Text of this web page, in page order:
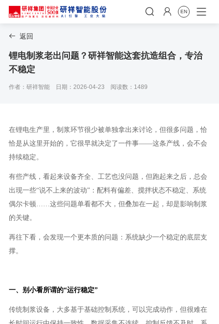
  EN
 返回
锂电制浆老出问题？研祥智能这套抗造组合，专治
不稳定
作者：研祥智能 日期：2026-04-23 阅读数：1489
在锂电生产里，制浆环节很少被单独拿出来讨论，但很多问题，恰
恰是从这里开始的，它很早就决定了一件事——这条产线，会不会
持续稳定。
有些产线，看起来设备齐全、工艺也没问题，但跑起来之后，总会
出现一些“说不上来的波动”：配料有偏差、搅拌状态不稳定、系统
偶尔卡顿……这些问题单看都不大，但叠加在一起，却是影响制浆
的关键。
再往下看，会发现一个更本质的问题：系统缺少一个稳定的底层支
撑。
一、别小看所谓的“运行稳定”
传统制浆设备，大多基于基础控制系统，可以完成动作，但很难在